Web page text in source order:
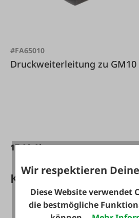
#FA65010
Druckweiterleitung zu GM10
17,90 €*
Kundenkarte PLUS
Wir respektieren
Diese Website verwendet
die bestmögliche